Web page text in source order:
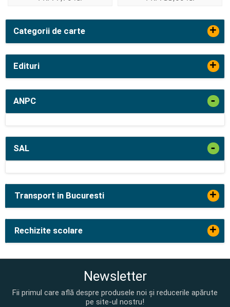
Categorii de carte +
Edituri +
ANPC -
SAL -
Transport in Bucuresti +
Rechizite scolare +
Newsletter
Fii primul care află despre produsele noi și reducerile apărute
pe site-ul nostru!